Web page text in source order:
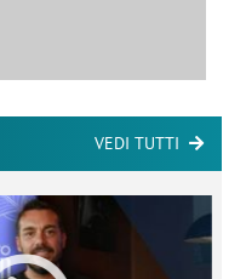
VEDI TUTTI